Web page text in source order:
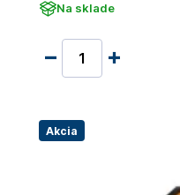
Na sklade
Akcia